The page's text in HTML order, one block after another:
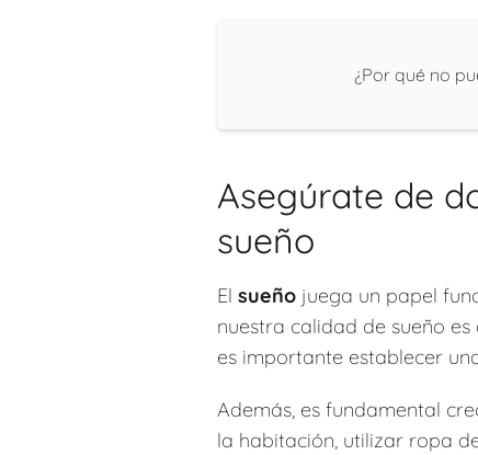
¿Por qué no
Asegúrate de
sueño
El sueño juega un papel
nuestra calidad de sueño
es importante establecer
Además, es fundamental
la habitación, utilizar ropa